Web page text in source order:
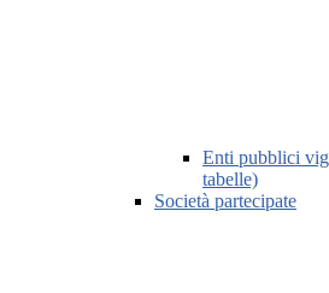
Enti pubblici
tabelle)
Società partecipate